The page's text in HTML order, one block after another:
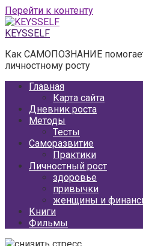
Перейти к контенту
KEYSSELF
Как САМОПОЗНАНИЕ
личностному росту
Главная
Карта сайта
Дневник роста
Методы
Тесты
Саморазвитие
Практики
Личностный рост
здоровье
привычки
женщины и
Книги
Фильмы